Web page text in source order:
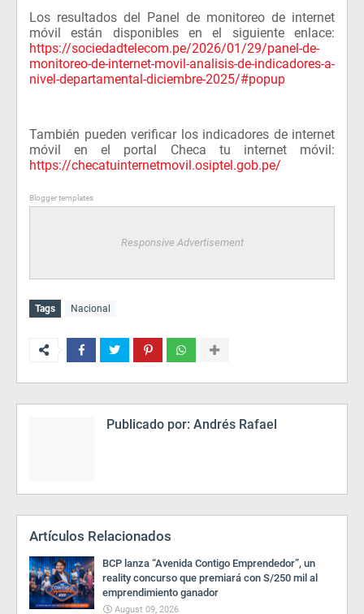
Los resultados del Panel de monitoreo de internet
móvil están disponibles en el siguiente enlace:
https://sociedadtelecom.pe/2026/01/29/panel-de-
monitoreo-de-internet-movil-analisis-de-indicadores-a-
nivel-departamental-diciembre-2025/#popup
También pueden verificar los indicadores de internet
móvil en el portal Checa tu internet móvil:
https://checatuinternetmovil.osiptel.gob.pe/
Blogger templates
Responsive Advertisement
Tags Nacional
Publicado por: Andrés Rafael
Artículos Relacionados
BCP lanza “Avenida Contigo Emprendedor”, un
reality concurso que premiará con S/250 mil al
emprendimiento ganador
August 09, 2026